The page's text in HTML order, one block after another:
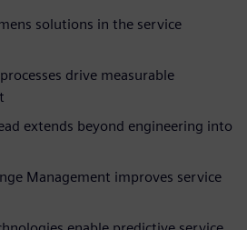
solutions in the service
drive measurable
extends beyond engineering into
Management improves service